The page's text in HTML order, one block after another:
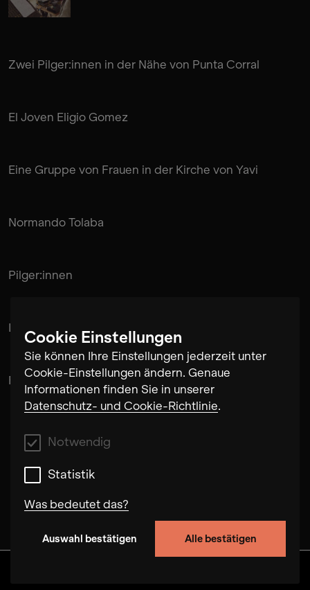
Cookie Einstellungen
Sie können Ihre Einstellungen jederzeit unter
Cookie-Einstellungen ändern. Genaue
Informationen finden Sie in unserer
Datenschutz- und Cookie-Richtlinie.
Notwendig
Statistik
Was bedeutet das?
Auswahl bestätigen Alle bestätigen
Zwei Pilger:innen in der Nähe von Punta Corral
El Joven Eligio Gomez
Eine Gruppe von Frauen in der Kirche von Yavi
Normando Tolaba
Pilger:innen
La familia Villareal
Flora